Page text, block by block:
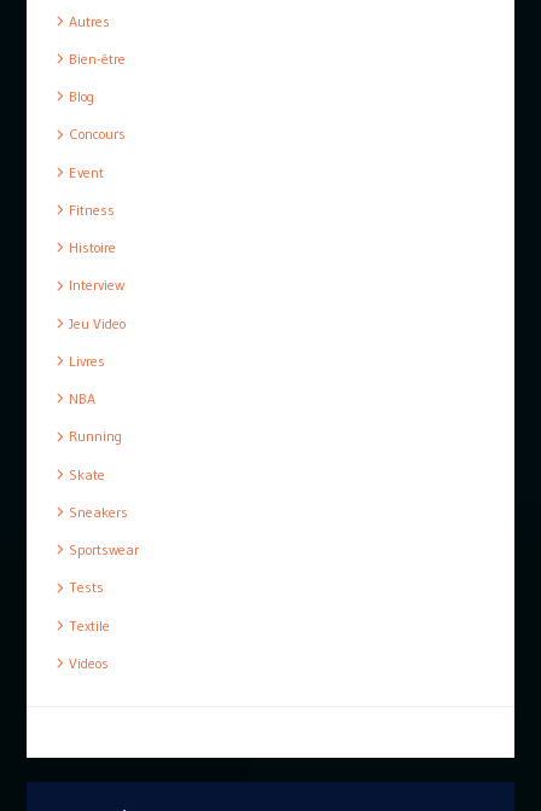
Autres
Bien-être
Blog
Concours
Event
Fitness
Histoire
Interview
Jeu Video
Livres
NBA
Running
Skate
Sneakers
Sportswear
Tests
Textile
Videos